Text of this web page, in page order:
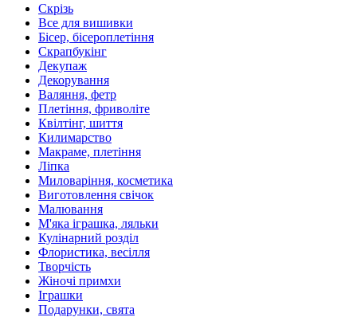
Скрізь
Все для вишивки
Бісер, бісероплетіння
Скрапбукінг
Декупаж
Декорування
Валяння, фетр
Плетіння, фриволіте
Квілтінг, шиття
Килимарство
Макраме, плетіння
Ліпка
Миловаріння, косметика
Виготовлення свічок
Малювання
М'яка іграшка, ляльки
Кулінарний розділ
Флористика, весілля
Творчість
Жіночі примхи
Іграшки
Подарунки, свята